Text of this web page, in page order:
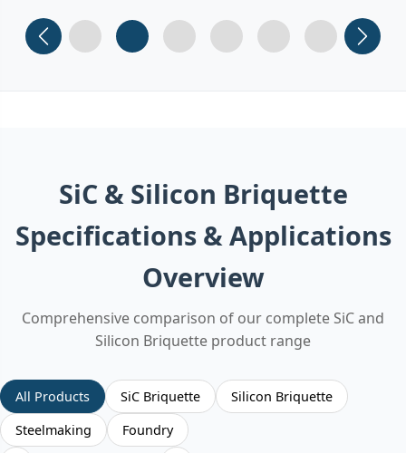
Slide 1 Slide 2 Slide 3 (current)
Slide 4 Slide 5 Slide 6
SiC & Silicon Briquette
Specifications & Applications
Overview
Comprehensive comparison of our complete SiC and
Silicon Briquette product range
All Products SiC Briquette
Silicon Briquette
Steelmaking
Foundry